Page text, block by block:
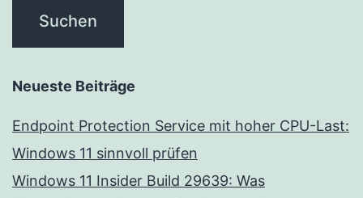
Neueste Beiträge
Endpoint Protection Service mit hoher CPU-Last:
Windows 11 sinnvoll prüfen
Windows 11 Insider Build 29639: Was